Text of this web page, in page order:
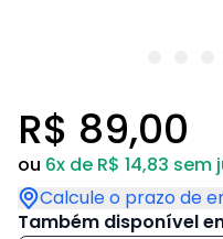
R$ 89,00
ou 6x de R$ 14,83 sem
Calcule o prazo de
Também disponível